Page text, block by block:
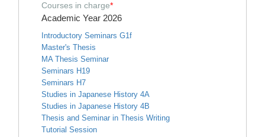
Courses in charge*
Academic Year 2026
Introductory Seminars G1f
Master's Thesis
MA Thesis Seminar
Seminars H19
Seminars H7
Studies in Japanese History 4A
Studies in Japanese History 4B
Thesis and Seminar in Thesis Writing
Tutorial Session